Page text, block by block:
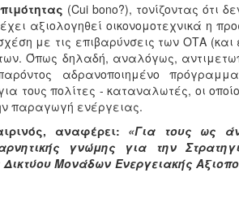
(Cui bono?), τονίζοντας ότι
αξιολογηθεί οικονομοτεχνικά η
με τις επιβαρύνσεις των ΟΤΑ (και
Όπως δηλαδή, αναλόγως,
αδρανοποιημένο
τους πολίτες - καταναλωτές, οι
παραγωγή ενέργειας.
αναφέρει: «Για τους ως
γνώμης για την
Μονάδων Ενεργειακής